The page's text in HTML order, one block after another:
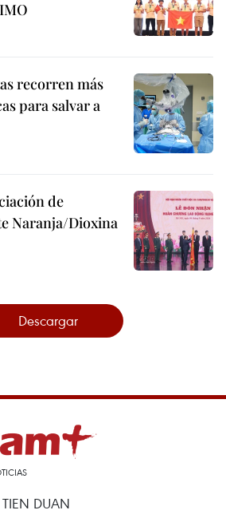
recorren más
para salvar a
de
Naranja/Dioxina
Descargar
DUAN